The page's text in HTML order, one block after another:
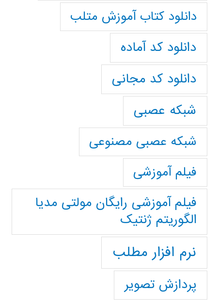
دانلود کتاب آموزش متلب
دانلود کد آماده
دانلود کد مجانی
شبکه عصبی
شبکه عصبی مصنوعی
فیلم آموزشی
فیلم آموزشی رایگان مولتی مدیا
الگوریتم ژنتیک
نرم افزار مطلب
پردازش تصویر